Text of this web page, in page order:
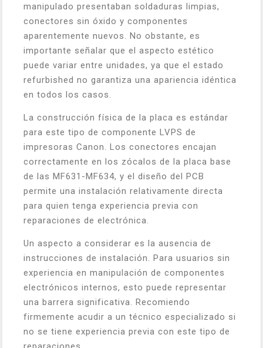
manipulado presentaban soldaduras limpias,
conectores sin óxido y componentes
aparentemente nuevos. No obstante, es
importante señalar que el aspecto estético
puede variar entre unidades, ya que el estado
refurbished no garantiza una apariencia idéntica
en todos los casos.
La construcción física de la placa es estándar
para este tipo de componente LVPS de
impresoras Canon. Los conectores encajan
correctamente en los zócalos de la placa base
de las MF631-MF634, y el diseño del PCB
permite una instalación relativamente directa
para quien tenga experiencia previa con
reparaciones de electrónica.
Un aspecto a considerar es la ausencia de
instrucciones de instalación. Para usuarios sin
experiencia en manipulación de componentes
electrónicos internos, esto puede representar
una barrera significativa. Recomiendo
firmemente acudir a un técnico especializado si
no se tiene experiencia previa con este tipo de